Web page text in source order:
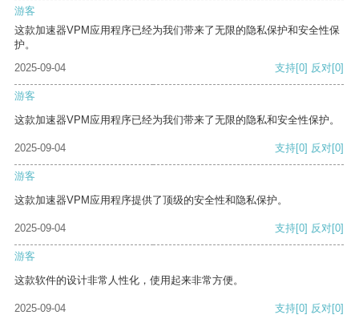
游客
这款加速器VPM应用程序已经为我们带来了无限的隐私保护和安全性保
护。
2025-09-04
支持[0] 反对[0]
游客
这款加速器VPM应用程序已经为我们带来了无限的隐私和安全性保护。
2025-09-04 支持[0] 反对[0]
游客
这款加速器VPM应用程序提供了顶级的安全性和隐私保护。
2025-09-04 支持[0] 反对[0]
游客
这款软件的设计非常人性化，使用起来非常方便。
2025-09-04 支持[0] 反对[0]